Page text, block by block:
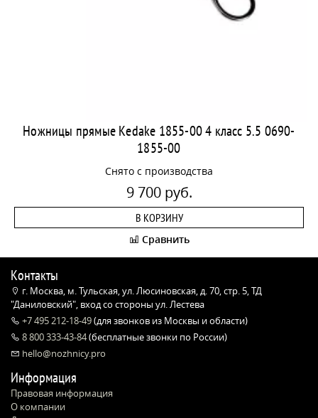
Ножницы прямые Kedake 1855-00 4 класс 5.5 0690-
1855-00
Снято с производства
9 700 руб.
В КОРЗИНУ
Сравнить
Контакты
г. Москва, м. Тульская, ул. Люсиновская, д. 70, стр. 5, ТД
"Даниловский", вход со стороны ул. Лестева
+7 495 212-18-49(для звонков из Москвы и области)
8 800 333-43-84(бесплатные звонки по России)
hello@nozhnicy.pro
Информация
Правовая информация
О компании